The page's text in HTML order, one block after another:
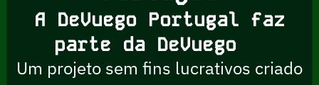
A DeVuego Portugal faz
parte da DeVuego
Um projeto sem fins lucrativos criado